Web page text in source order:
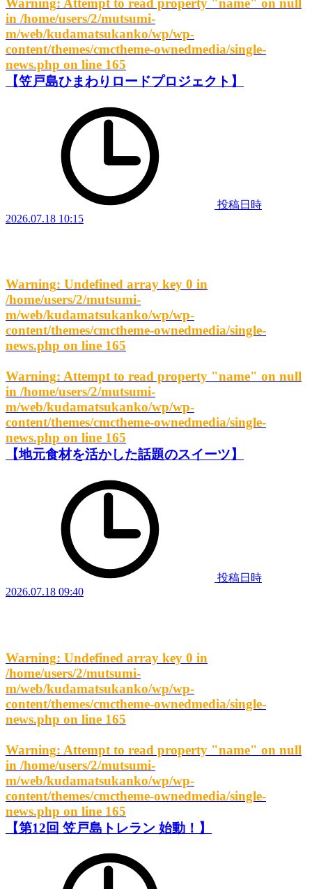
Warning: Attempt to read property "name" on null
in /home/users/2/mutsumi-
m/web/kudamatsukanko/wp/wp-
content/themes/cmctheme-ownedmedia/single-
news.php on line 165
【笠戸島ひまわりロードプロジェクト】
投稿日時
2026.07.18 10:15
Warning: Undefined array key 0 in
/home/users/2/mutsumi-
m/web/kudamatsukanko/wp/wp-
content/themes/cmctheme-ownedmedia/single-
news.php on line 165
Warning: Attempt to read property "name" on null
in /home/users/2/mutsumi-
m/web/kudamatsukanko/wp/wp-
content/themes/cmctheme-ownedmedia/single-
news.php on line 165
【地元食材を活かした話題のスイーツ】
投稿日時
2026.07.18 09:40
Warning: Undefined array key 0 in
/home/users/2/mutsumi-
m/web/kudamatsukanko/wp/wp-
content/themes/cmctheme-ownedmedia/single-
news.php on line 165
Warning: Attempt to read property "name" on null
in /home/users/2/mutsumi-
m/web/kudamatsukanko/wp/wp-
content/themes/cmctheme-ownedmedia/single-
news.php on line 165
【第12回 笠戸島トレラン 始動！】